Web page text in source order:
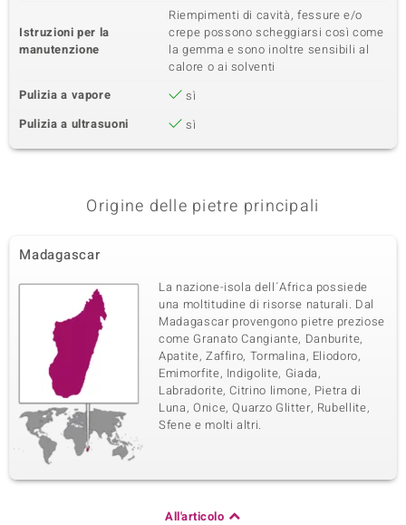
Istruzioni per la
manutenzione
Riempimenti di cavità, fessure e/o
crepe possono scheggiarsi così come
la gemma e sono inoltre sensibili al
calore o ai solventi
Pulizia a vapore
sì
Pulizia a ultrasuoni
sì
Origine delle pietre principali
Madagascar
La nazione-isola dell´Africa possiede
una moltitudine di risorse naturali. Dal
Madagascar provengono pietre preziose
come Granato Cangiante, Danburite,
Apatite, Zaffiro, Tormalina, Eliodoro,
Emimorfite, Indigolite, Giada,
Labradorite, Citrino limone, Pietra di
Luna, Onice, Quarzo Glitter, Rubellite,
Sfene e molti altri.
All'articolo